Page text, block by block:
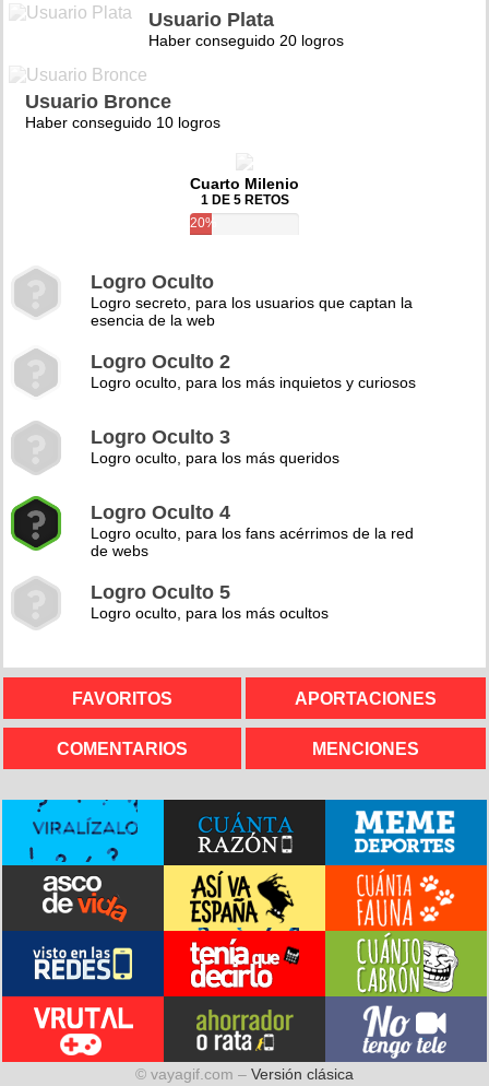
Usuario Plata
Haber conseguido 20 logros
Usuario Bronce
Haber conseguido 10 logros
Cuarto Milenio
1 DE 5 RETOS
20%
Logro Oculto
Logro secreto, para los usuarios que captan la
esencia de la web
Logro Oculto 2
Logro oculto, para los más inquietos y curiosos
Logro Oculto 3
Logro oculto, para los más queridos
Logro Oculto 4
Logro oculto, para los fans acérrimos de la red
de webs
Logro Oculto 5
Logro oculto, para los más ocultos
FAVORITOS APORTACIONES
COMENTARIOS MENCIONES
© vayagif.com – Versión clásica